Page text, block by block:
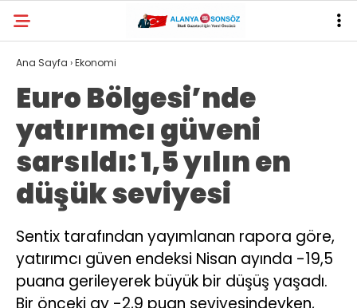
Ana Sayfa ›Ekonomi
Euro Bölgesi’nde
yatırımcı güveni
sarsıldı: 1,5 yılın en
düşük seviyesi
Sentix tarafından yayımlanan rapora göre,
yatırımcı güven endeksi Nisan ayında -19,5
puana gerileyerek büyük bir düşüş yaşadı.
Bir önceki ay -2,9 puan seviyesindeyken,